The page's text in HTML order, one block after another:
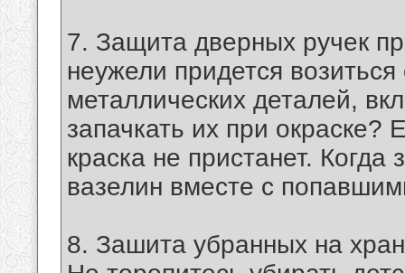
7. Защита дверных ручек
неужели придется
металлических деталей,
запачкать их при окраске?
краска не пристанет. Когда
вазелин вместе с
8. Зашита убранных на